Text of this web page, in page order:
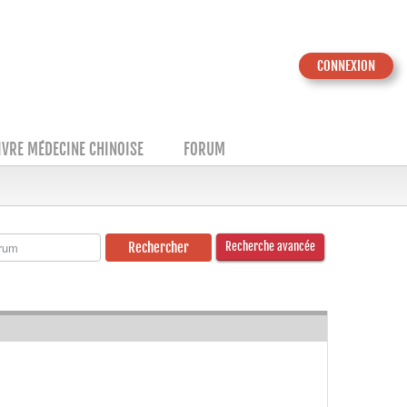
CONNEXION
MÉDECINE CHINOISE FORUM
Recherche avancée